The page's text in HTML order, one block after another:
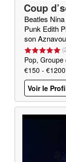
Coup
Beatles
Punk Edith
son
(
Pop,
€150 - €1200
Voir le